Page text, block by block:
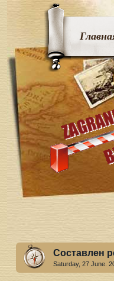
Составлен
Saturday, 27 June.